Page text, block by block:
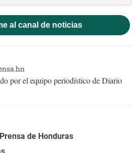
al canal de noticias
por el equipo periodístico de Diario
de Honduras